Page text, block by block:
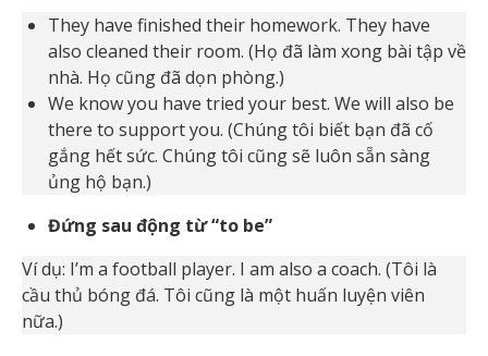
They have finished their homework. They have
also cleaned their room. (Họ đã làm xong bài tập về
nhà. Họ cũng đã dọn phòng.)
We know you have tried your best. We will also be
there to support you. (Chúng tôi biết bạn đã cố
gắng hết sức. Chúng tôi cũng sẽ luôn sẵn sàng
ủng hộ bạn.)
Đứng sau động từ “to be”
Ví dụ: I’m a football player. I am also a coach. (Tôi là
cầu thủ bóng đá. Tôi cũng là một huấn luyện viên
nữa.)